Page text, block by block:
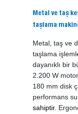
Metal ve taş
taşlama
Metal, taş ve
taşlama
dayanıklı bir
2.200 W
180 mm disk
performans
sahiptir.